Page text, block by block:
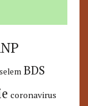
BDS
coronavirus